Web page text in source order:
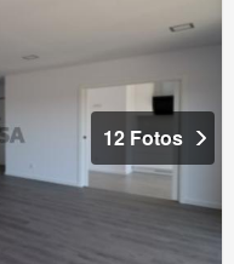
12 Fotos